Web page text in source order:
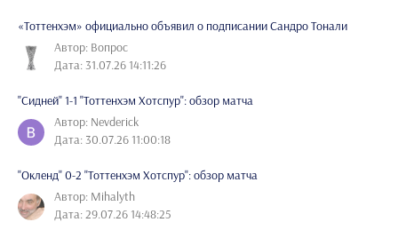
«Тоттенхэм» официально объявил о подписании Сандро Тонали
Автор: Вопрос
Дата: 31.07.26 14:11:26
"Сидней" 1-1 "Тоттенхэм Хотспур": обзор матча
Автор: Nevderick
Дата: 30.07.26 11:00:18
"Окленд" 0-2 "Тоттенхэм Хотспур": обзор матча
Автор: Mihalyth
Дата: 29.07.26 14:48:25